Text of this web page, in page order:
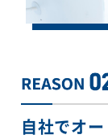
自社でオ